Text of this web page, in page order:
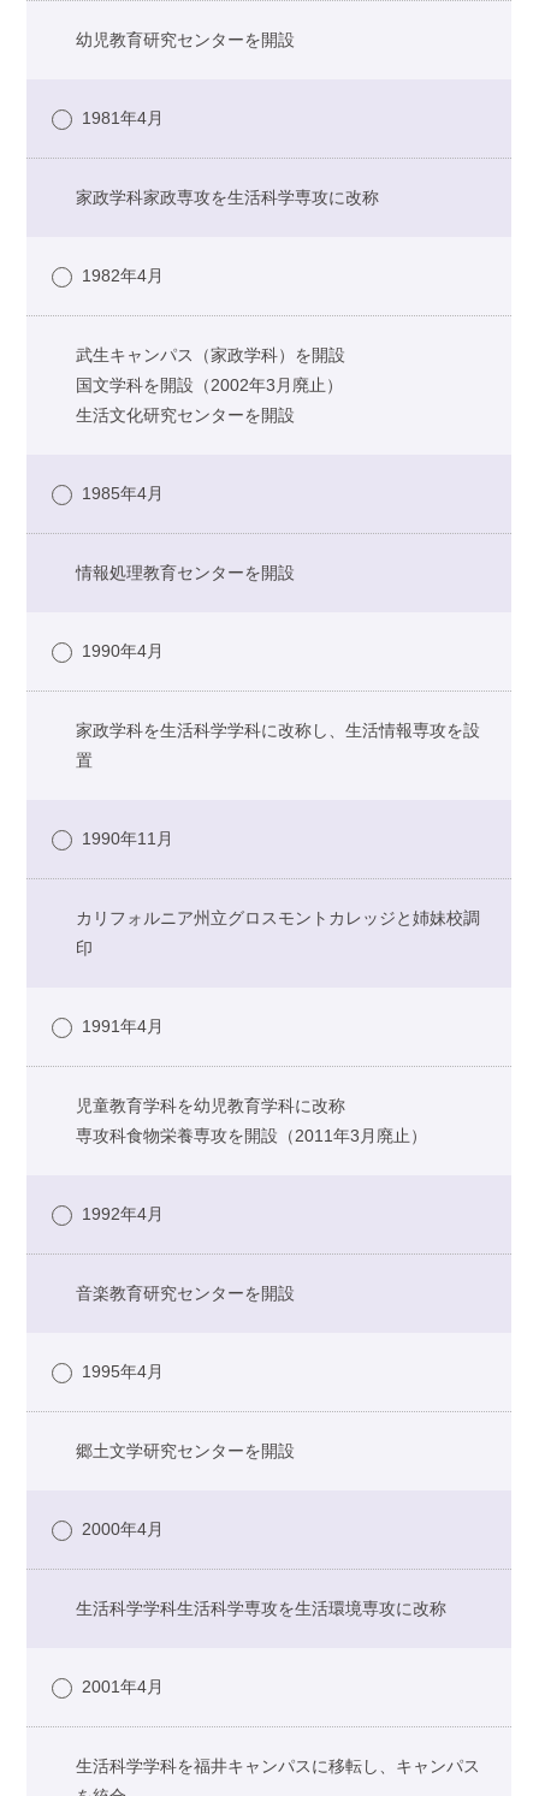
幼児教育研究センターを開設
1981年4月
家政学科家政専攻を生活科学専攻に改称
1982年4月
武生キャンパス（家政学科）を開設
国文学科を開設（2002年3月廃止）
生活文化研究センターを開設
1985年4月
情報処理教育センターを開設
1990年4月
家政学科を生活科学学科に改称し、生活情報専攻を設
置
1990年11月
カリフォルニア州立グロスモントカレッジと姉妹校調
印
1991年4月
児童教育学科を幼児教育学科に改称
専攻科食物栄養専攻を開設（2011年3月廃止）
1992年4月
音楽教育研究センターを開設
1995年4月
郷土文学研究センターを開設
2000年4月
生活科学学科生活科学専攻を生活環境専攻に改称
2001年4月
生活科学学科を福井キャンパスに移転し、キャンパス